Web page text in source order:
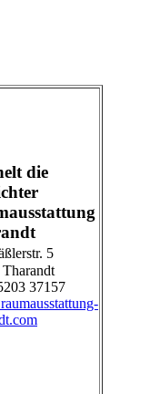
die
5
37157